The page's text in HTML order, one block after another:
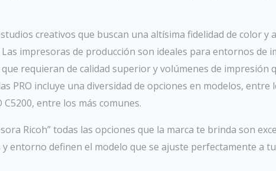
creativos que buscan una altísima fidelidad de color y
impresoras de producción son ideales para entornos de
requieran de calidad superior y volúmenes de impresión
PRO incluye una diversidad de opciones en modelos, entre
C5200, entre los más comunes.
Ricoh” todas las opciones que la marca te brinda son
entorno definen el modelo que se ajuste perfectamente a